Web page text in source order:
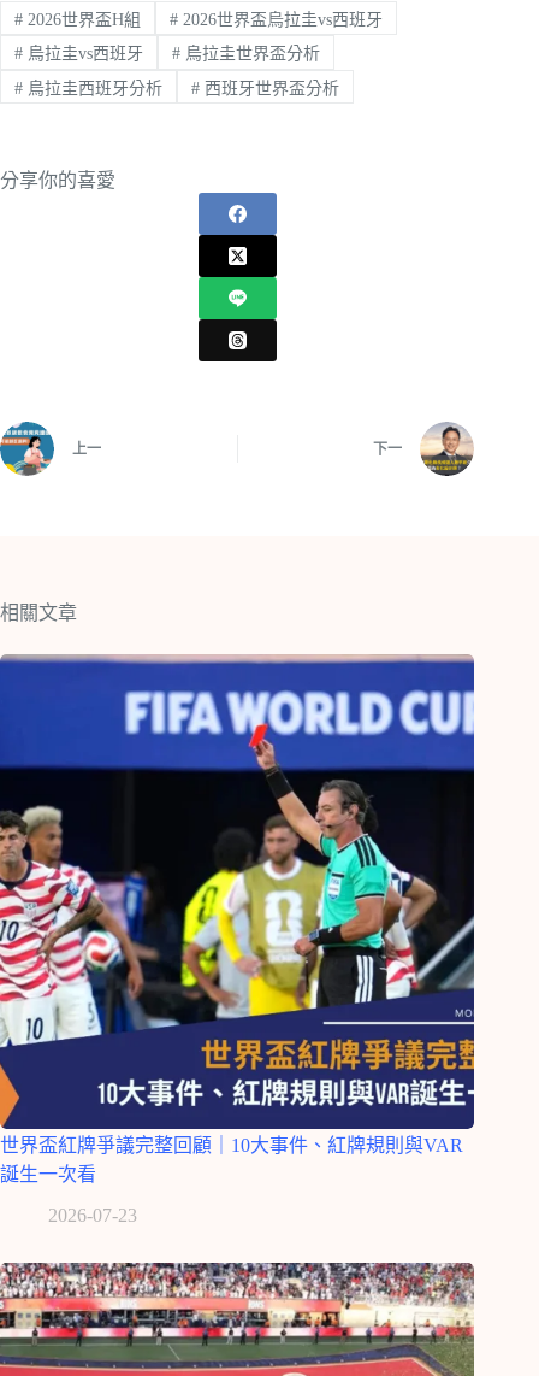
#2026世界盃H組 #2026世界盃烏拉圭vs西班牙
#烏拉圭vs西班牙 #烏拉圭世界盃分析
#烏拉圭西班牙分析 #西班牙世界盃分析
分享你的喜愛
上一 下一
相關文章
世界盃紅牌爭議完整回顧｜10大事件、紅牌規則與VAR
誕生一次看
2026-07-23